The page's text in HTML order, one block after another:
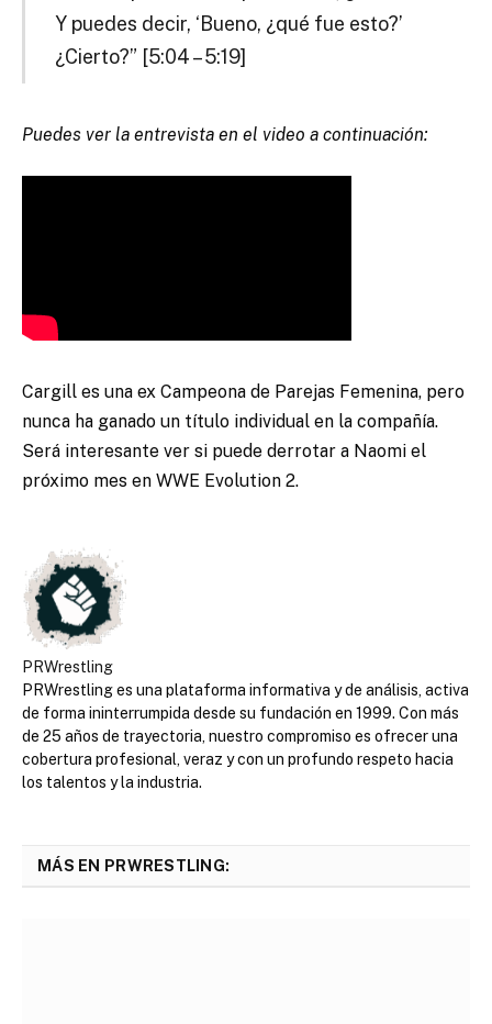
Y puedes decir, ‘Bueno, ¿qué fue esto?’
¿Cierto?” [5:04 – 5:19]
Puedes ver la entrevista en el video a continuación:
Cargill es una ex Campeona de Parejas Femenina, pero
nunca ha ganado un título individual en la compañía.
Será interesante ver si puede derrotar a Naomi el
próximo mes en WWE Evolution 2.
PRWrestling
PRWrestling es una plataforma informativa y de análisis, activa
de forma ininterrumpida desde su fundación en 1999. Con más
de 25 años de trayectoria, nuestro compromiso es ofrecer una
cobertura profesional, veraz y con un profundo respeto hacia
los talentos y la industria.
MÁS EN PRWRESTLING: